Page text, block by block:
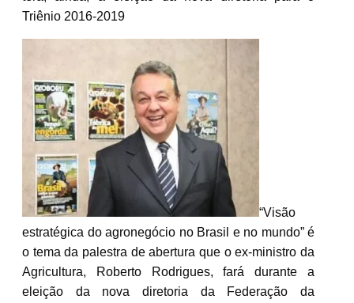
Triênio 2016-2019
“Visão
estratégica do agronegócio no Brasil e no mundo” é
o tema da palestra de abertura que o ex-ministro da
Agricultura, Roberto Rodrigues, fará durante a
eleição da nova diretoria da Federação da